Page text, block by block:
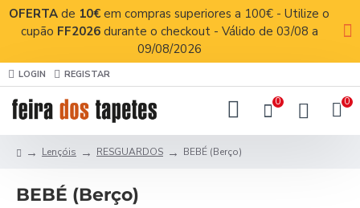
OFERTA de 10€ em compras superiores a 100€ - Utilize o
cupão FF2026 durante o checkout - Válido de 03/08 a
09/08/2026
LOGIN REGISTAR
0 0
Lençóis RESGUARDOS BEBÉ (Berço)
BEBÉ (Berço)